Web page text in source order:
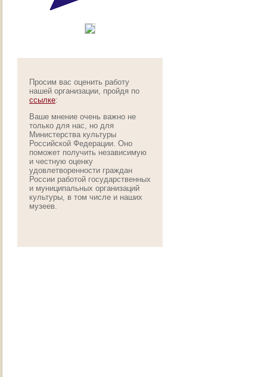
Просим вас оценить работу
нашей организации, пройдя по
ссылке:
Ваше мнение очень важно не
только для нас, но для
Министерства культуры
Российской Федерации. Оно
поможет получить независимую
и честную оценку
удовлетворенности граждан
России работой государственных
и муниципальных организаций
культуры, в том числе и наших
музеев.